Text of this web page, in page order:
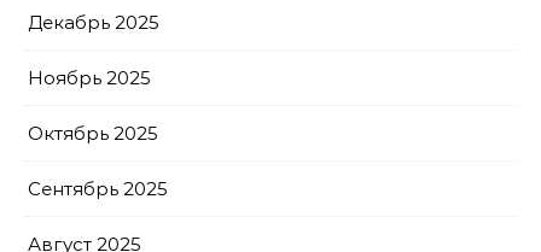
Декабрь 2025
Ноябрь 2025
Октябрь 2025
Сентябрь 2025
Август 2025